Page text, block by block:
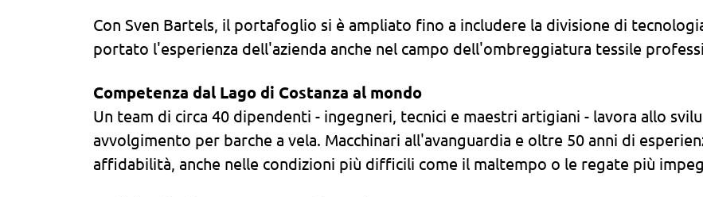
Con Sven Bartels, il portafoglio si è ampliato fino a includere la divisione di
portato l'esperienza dell'azienda anche nel campo dell'ombreggiatura tessile
Competenza dal Lago di Costanza al mondo
Un team di circa 40 dipendenti - ingegneri, tecnici e maestri artigiani - lavora allo
avvolgimento per barche a vela. Macchinari all'avanguardia e oltre 50 anni di
affidabilità, anche nelle condizioni più difficili come il maltempo o le regate più